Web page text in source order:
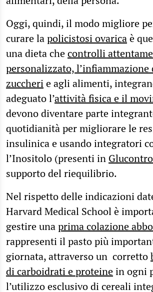
Oggi, quindi, il modo migliore
curare lapolicistosi ovaricaè
una dieta checontrolli
personalizzato, l’infiammazione
zuccherie agli alimenti,
adeguato l’attività fisica e il
devono diventare parte
quotidianità per migliorare le
insulinica e usando integratori
l’Inositolo (presenti in
supporto del riequilibrio.
Nel rispetto delle indicazioni
Harvard Medical School è
gestire unaprima colazione
rappresenti il pasto più
giornata, attraverso un corretto
di carboidrati e proteinein ogni
l’utilizzo esclusivo di cereali